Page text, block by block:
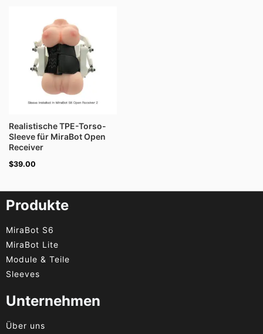
Realistische TPE-Torso-
Sleeve für MiraBot Open
Receiver
$39.00
Produkte
MiraBot S6
MiraBot Lite
Module & Teile
Sleeves
Unternehmen
Über uns